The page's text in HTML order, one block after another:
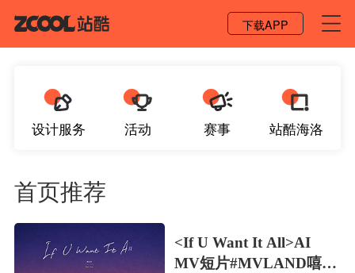
下载APP
设计服务 活动 赛事 站酷海洛
首页推荐
<If U Want It All>AI
MV短片#MVLAND嘻哈